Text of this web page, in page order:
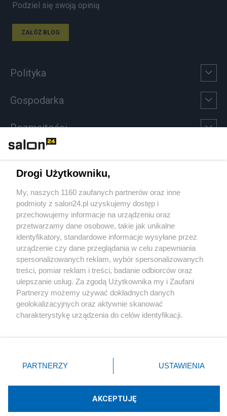
Podziel się swoją opinią
ZAŁÓŻ BLOG
Polityka
Gospodarka
Rozmaitości
Sport
Społeczeństwo
Kultura
X Facebook Instagram Youtube
Technologię dostarcza:W3media.pl
Drogi Użytkowniku,
My, naszych 1160 zaufanych partnerów oraz inne
podmioty z salon24.pl uzyskujemy dostęp i
przechowujemy informacje na urządzeniu oraz
przetwarzamy dane osobowe, takie jak unikalne
identyfikatory, standardowe informacje wysyłane przez
urządzenie czy dane przeglądania w celu zapewniania
spersonalizowanych reklam, wybór spersonalizowanych
treści, pomiar reklam i treści, badanie odbiorców oraz
ulepszanie usług. Za zgodą Użytkownika my i Zaufani
Partnerzy możemy używać dokładnych danych
geolokalizacyjnych oraz aktywnie skanować
charakterystykę urządzenia do celów identyfikacji.
zmienić/wycofać klikając przycisk ustawień prywatności
znajdujący się w lewym dolnym rogu strony
rodzaje przetwarzania danych nie wymagają zgody
użytkownika, ale masz prawo sprzeciwić się takiemu
PARTNERZY USTAWIENIA
AKCEPTUJĘ